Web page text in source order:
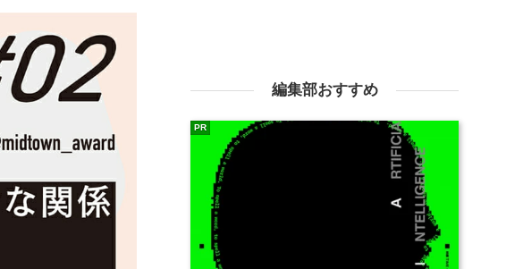
編集部おすすめ
PR